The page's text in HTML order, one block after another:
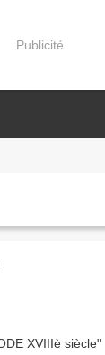
Publicité